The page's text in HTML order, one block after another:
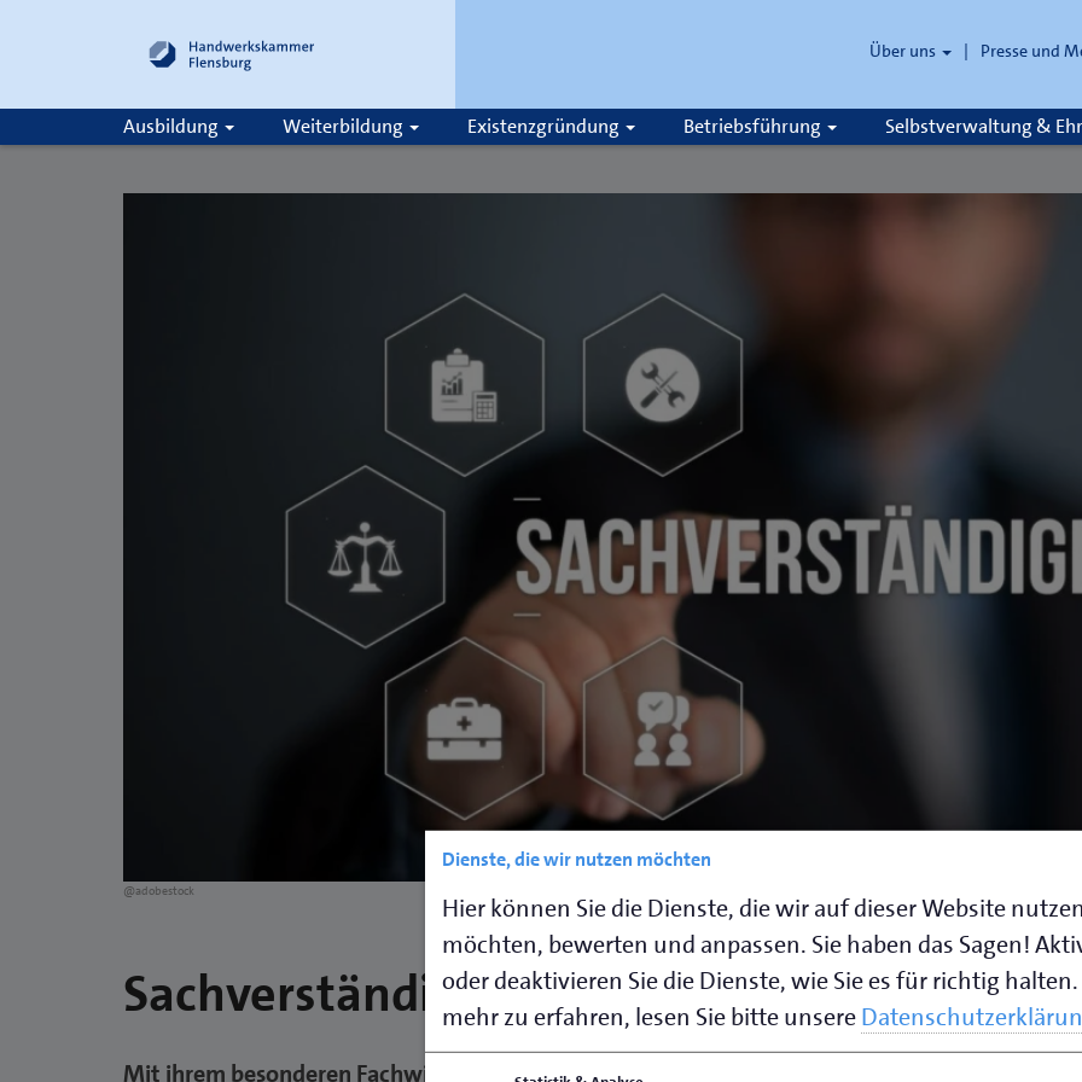
Über uns Presse und
Ausbildung Weiterbildung Existenzgründung Betriebsführung Selbstverwaltung &
@adobestock
Sachverständige des Handwerks
Mit ihrem besonderen Fachwissen werden Sachverständige von Kunden, Handwerkern,
Dienste, die wir nutzen möchten
Hier können Sie die Dienste, die wir auf dieser Website nutzen
möchten, bewerten und anpassen. Sie haben das Sagen!
oder deaktivieren Sie die Dienste, wie Sie es für richtig halten.
mehr zu erfahren, lesen Sie bitte unsere